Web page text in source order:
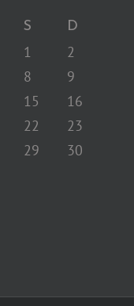
S D
1
2
8
9
15
16
22
23
29
30